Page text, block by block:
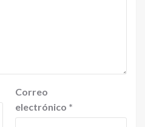
Correo
electrónico *